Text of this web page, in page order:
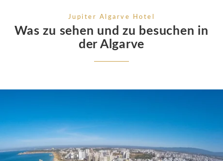
Jupiter Algarve Hotel
Was zu sehen und zu besuchen in
der Algarve